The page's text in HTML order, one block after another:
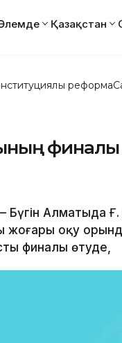
Қазақстан
реформа
финалы
Алматыда Ғ.
оқу
финалы өтуде,